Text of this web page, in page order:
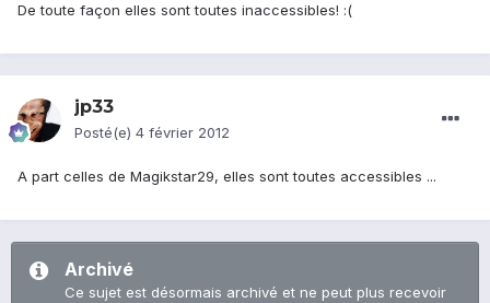
De toute façon elles sont toutes inaccessibles! :(
jp33
Posté(e) 4 février 2012
A part celles de Magikstar29, elles sont toutes accessibles ...
Archivé
Ce sujet est désormais archivé et ne peut plus recevoir